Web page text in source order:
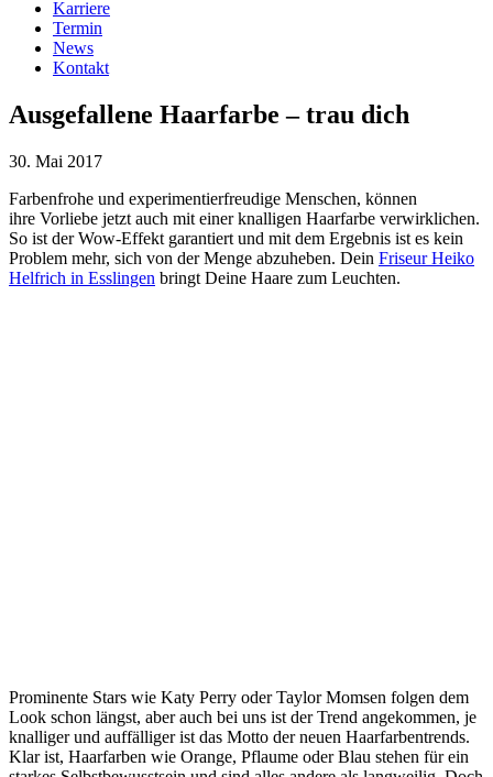
Karriere
Termin
News
Kontakt
Ausgefallene Haarfarbe – trau dich
30. Mai 2017
Farbenfrohe und experimentierfreudige Menschen, können
ihre Vorliebe jetzt auch mit einer knalligen Haarfarbe verwirklichen.
So ist der Wow-Effekt garantiert und mit dem Ergebnis ist es kein
Problem mehr, sich von der Menge abzuheben. Dein Friseur Heiko
Helfrich in Esslingen bringt Deine Haare zum Leuchten.
Prominente Stars wie Katy Perry oder Taylor Momsen folgen dem
Look schon längst, aber auch bei uns ist der Trend angekommen, je
knalliger und auffälliger ist das Motto der neuen Haarfarbentrends.
Klar ist, Haarfarben wie Orange, Pflaume oder Blau stehen für ein